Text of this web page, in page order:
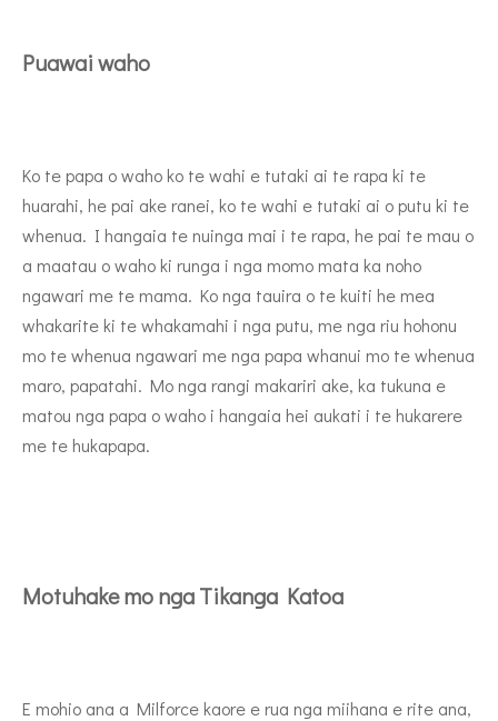
Puawai waho
Ko te papa o waho ko te wahi e tutaki ai te rapa ki te
huarahi, he pai ake ranei, ko te wahi e tutaki ai o putu ki te
whenua. I hangaia te nuinga mai i te rapa, he pai te mau o
a maatau o waho ki runga i nga momo mata ka noho
ngawari me te mama. Ko nga tauira o te kuiti he mea
whakarite ki te whakamahi i nga putu, me nga riu hohonu
mo te whenua ngawari me nga papa whanui mo te whenua
maro, papatahi. Mo nga rangi makariri ake, ka tukuna e
matou nga papa o waho i hangaia hei aukati i te hukarere
me te hukapapa.
Motuhake mo nga Tikanga Katoa
E mohio ana a Milforce kaore e rua nga miihana e rite ana,